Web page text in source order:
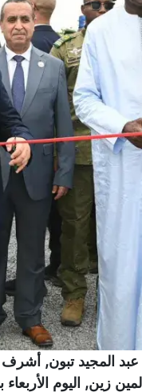
المجيد تبون, أشرف
زين, اليوم